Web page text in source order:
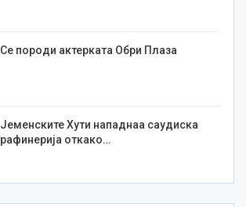
Се породи актерката Обри Плаза
Јеменските Хути нападнаа саудиска
рафинерија откако…